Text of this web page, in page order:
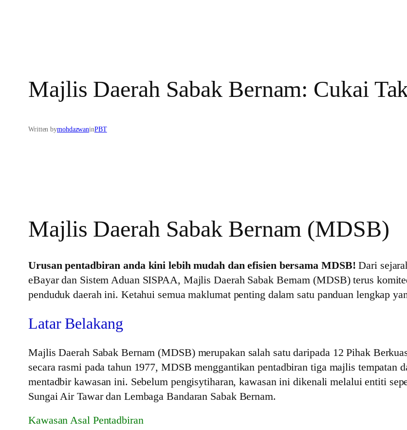
Majlis Daerah Sabak Bernam: Cukai
Written bymohdazwaninPBT
Majlis Daerah Sabak Bernam (MDSB)
Urusan pentadbiran anda kini lebih mudah dan efisien bersama MDSB! Dari
eBayar dan Sistem Aduan SISPAA, Majlis Daerah Sabak Bernam (MDSB) terus
penduduk daerah ini. Ketahui semua maklumat penting dalam satu panduan lengkap
Latar Belakang
Majlis Daerah Sabak Bernam (MDSB) merupakan salah satu daripada 12 Pihak
secara rasmi pada tahun 1977, MDSB menggantikan pentadbiran tiga majlis tempatan
mentadbir kawasan ini. Sebelum pengisytiharan, kawasan ini dikenali melalui entiti
Sungai Air Tawar dan Lembaga Bandaran Sabak Bernam.
Kawasan Asal Pentadbiran